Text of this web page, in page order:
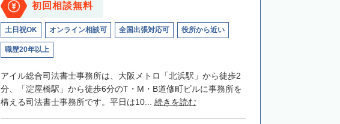
初回相談無料
土日祝OK オンライン相談可 全国出張対応可 役所から近い
職歴20年以上
アイル総合司法書士事務所は、大阪メトロ「北浜駅」から徒歩2
分、「淀屋橋駅」から徒歩6分のT・M・B道修町ビルに事務所を
構える司法書士事務所です。平日は10... 続きを読む